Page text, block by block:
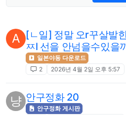
A [ㄴ일] 정말 오r꾸살발
ㅉl 선을 안넘을수있을
일본야동 다운로드
2
2026년 4월 2일 오후 5:57
냥 안구정화 20
안구정화 게시판